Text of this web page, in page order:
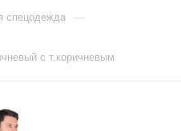
спецодежда —
с т.коричневым